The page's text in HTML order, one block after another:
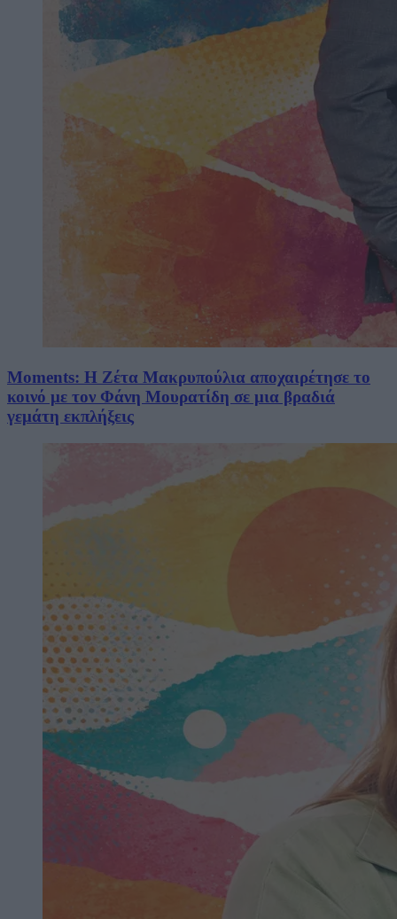
Moments: Η Ζέτα Μακρυπούλια αποχαιρέτησε το
κοινό με τον Φάνη Μουρατίδη σε μια βραδιά
γεμάτη εκπλήξεις